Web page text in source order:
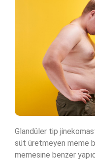
Glandüler tip
süt üretmeyen meme
memesine benzer